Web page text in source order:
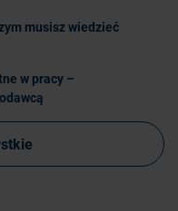
musisz wiedzieć
w pracy –